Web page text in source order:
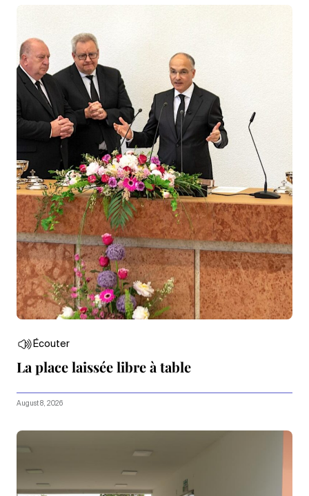
Écouter
La place laissée libre à table
August 8, 2026